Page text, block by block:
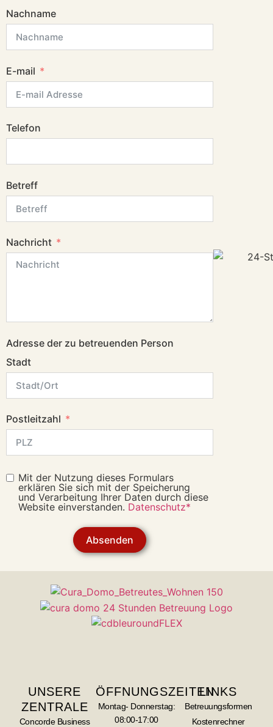
Nachname
E-mail
Telefon
Betreff
Nachricht
Adresse der zu betreuenden Person
Stadt
Postleitzahl
Mit der Nutzung dieses Formulars
erklären Sie sich mit der Speicherung
und Verarbeitung Ihrer Daten durch diese
Website einverstanden. Datenschutz*
Absenden
UNSERE
ZENTRALE
Concorde Business
ÖFFNUNGSZEITEN
Montag- Donnerstag:
08:00-17:00
LINKS
Betreuungsformen
Kostenrechner